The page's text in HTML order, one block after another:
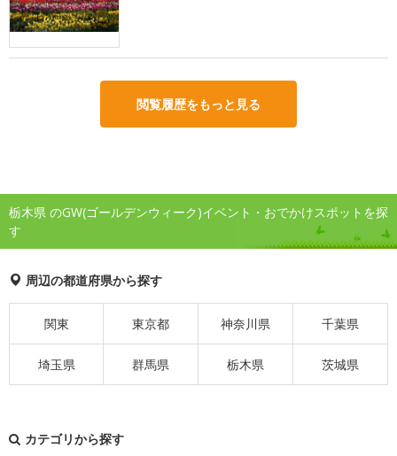
閲覧履歴をもっと見る
栃木県 のGW(ゴールデンウィーク)イベント・おでかけスポットを探
す
周辺の都道府県から探す
関東 東京都 神奈川県 千葉県
埼玉県 群馬県 栃木県 茨城県
カテゴリから探す